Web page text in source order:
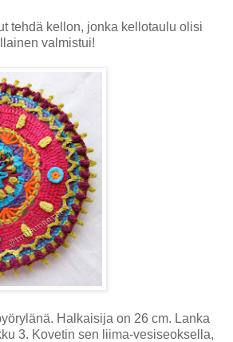
tehdä kellon, jonka kellotaulu olisi
valmistui!
Halkaisija on 26 cm. Lanka
3. Kovetin sen liima-vesiseoksella,